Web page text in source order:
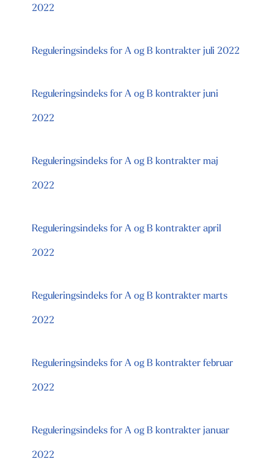
2022
Reguleringsindeks for A og B kontrakter juli 2022
Reguleringsindeks for A og B kontrakter juni
2022
Reguleringsindeks for A og B kontrakter maj
2022
Reguleringsindeks for A og B kontrakter april
2022
Reguleringsindeks for A og B kontrakter marts
2022
Reguleringsindeks for A og B kontrakter februar
2022
Reguleringsindeks for A og B kontrakter januar
2022